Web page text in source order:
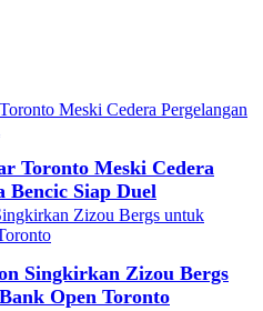
Toronto Meski Cedera
Bencic Siap Duel
Singkirkan Zizou Bergs
Open Toronto